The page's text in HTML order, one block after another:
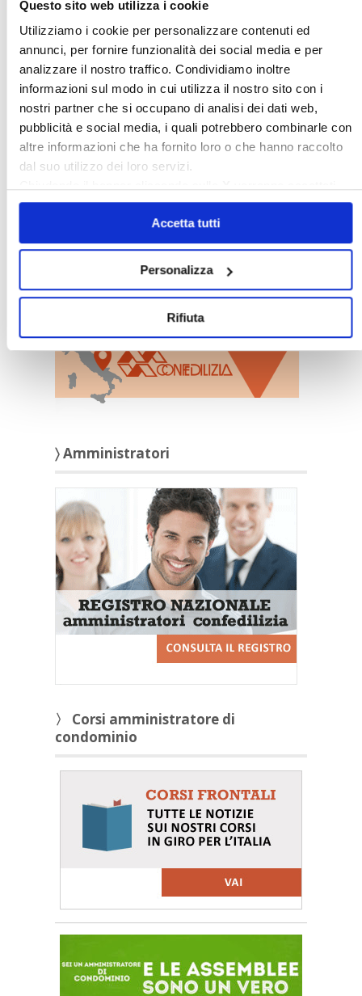
Questo sito web utilizza i cookie
Utilizziamo i cookie per personalizzare contenuti ed
annunci, per fornire funzionalità dei social media e per
analizzare il nostro traffico. Condividiamo inoltre
informazioni sul modo in cui utilizza il nostro sito con i
nostri partner che si occupano di analisi dei dati web,
pubblicità e social media, i quali potrebbero combinarle con
altre informazioni che ha fornito loro o che hanno raccolto
dal suo utilizzo dei loro servizi.
solo i cookie necessari.
Accetta tutti
Personalizza
Rifiuta
〉 Sedi territoriali
〉 Amministratori
〉 Corsi amministratore di
condominio